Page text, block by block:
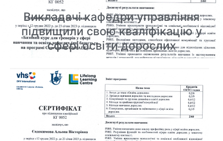
Викладачі кафедри управління
підвищили свою кваліфікацію у
сфері освіти дорослих